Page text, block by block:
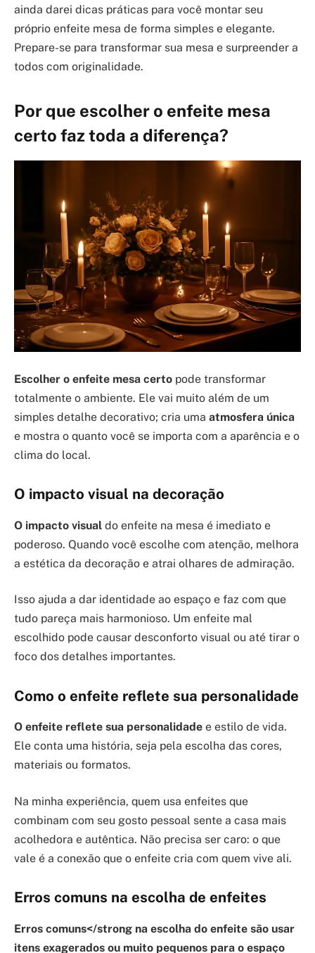
ainda darei dicas práticas para você montar seu
próprio enfeite mesa de forma simples e elegante.
Prepare-se para transformar sua mesa e surpreender a
todos com originalidade.
Por que escolher o enfeite mesa
certo faz toda a diferença?
Escolher o enfeite mesa certo pode transformar
totalmente o ambiente. Ele vai muito além de um
simples detalhe decorativo; cria uma atmosfera única
e mostra o quanto você se importa com a aparência e o
clima do local.
O impacto visual na decoração
O impacto visual do enfeite na mesa é imediato e
poderoso. Quando você escolhe com atenção, melhora
a estética da decoração e atrai olhares de admiração.
Isso ajuda a dar identidade ao espaço e faz com que
tudo pareça mais harmonioso. Um enfeite mal
escolhido pode causar desconforto visual ou até tirar o
foco dos detalhes importantes.
Como o enfeite reflete sua personalidade
O enfeite reflete sua personalidade e estilo de vida.
Ele conta uma história, seja pela escolha das cores,
materiais ou formatos.
Na minha experiência, quem usa enfeites que
combinam com seu gosto pessoal sente a casa mais
acolhedora e autêntica. Não precisa ser caro: o que
vale é a conexão que o enfeite cria com quem vive ali.
Erros comuns na escolha de enfeites
Erros comuns</strong na escolha do enfeite são usar
itens exagerados ou muito pequenos para o espaço